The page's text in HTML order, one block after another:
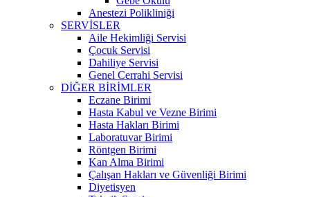
Anestezi Polikliniği
SERVİSLER
Aile Hekimliği Servisi
Çocuk Servisi
Dahiliye Servisi
Genel Cerrahi Servisi
DİĞER BİRİMLER
Eczane Birimi
Hasta Kabul ve Vezne Birimi
Hasta Hakları Birimi
Laboratuvar Birimi
Röntgen Birimi
Kan Alma Birimi
Çalışan Hakları ve Güvenliği Birimi
Diyetisyen